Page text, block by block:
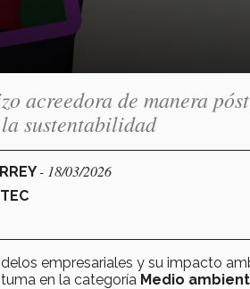
acreedora de manera
sustentabilidad
- 18/03/2026
empresariales y su impacto
en la categoría Medio